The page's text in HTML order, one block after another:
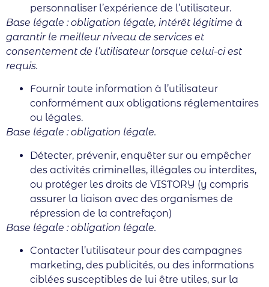
personnaliser l’expérience de l’utilisateur.
Base légale : obligation légale, intérêt légitime à
garantir le meilleur niveau de services et
consentement de l’utilisateur lorsque celui-ci est
requis.
Fournir toute information à l’utilisateur
conformément aux obligations réglementaires
ou légales.
Base légale : obligation légale.
Détecter, prévenir, enquêter sur ou empêcher
des activités criminelles, illégales ou interdites,
ou protéger les droits de VISTORY (y compris
assurer la liaison avec des organismes de
répression de la contrefaçon)
Base légale : obligation légale.
Contacter l’utilisateur pour des campagnes
marketing, des publicités, ou des informations
ciblées susceptibles de lui être utiles, sur la